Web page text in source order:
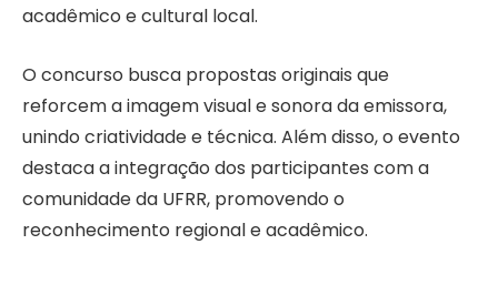
acadêmico e cultural local.
O concurso busca propostas originais que
reforcem a imagem visual e sonora da emissora,
unindo criatividade e técnica. Além disso, o evento
destaca a integração dos participantes com a
comunidade da UFRR, promovendo o
reconhecimento regional e acadêmico.